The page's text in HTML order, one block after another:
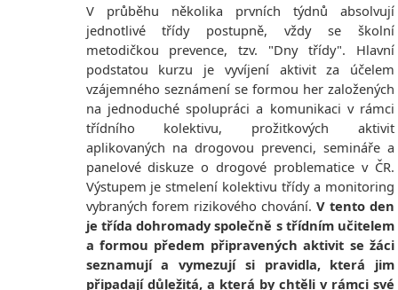
V průběhu několika prvních týdnů absolvují
jednotlivé třídy postupně, vždy se školní
metodičkou prevence, tzv. "Dny třídy". Hlavní
podstatou kurzu je vyvíjení aktivit za účelem
vzájemného seznámení se formou her založených
na jednoduché spolupráci a komunikaci v rámci
třídního kolektivu, prožitkových aktivit
aplikovaných na drogovou prevenci, semináře a
panelové diskuze o drogové problematice v ČR.
Výstupem je stmelení kolektivu třídy a monitoring
vybraných forem rizikového chování. V tento den
je třída dohromady společně s třídním učitelem
a formou předem připravených aktivit se žáci
seznamují a vymezují si pravidla, která jim
připadají důležitá, a která by chtěli v rámci své